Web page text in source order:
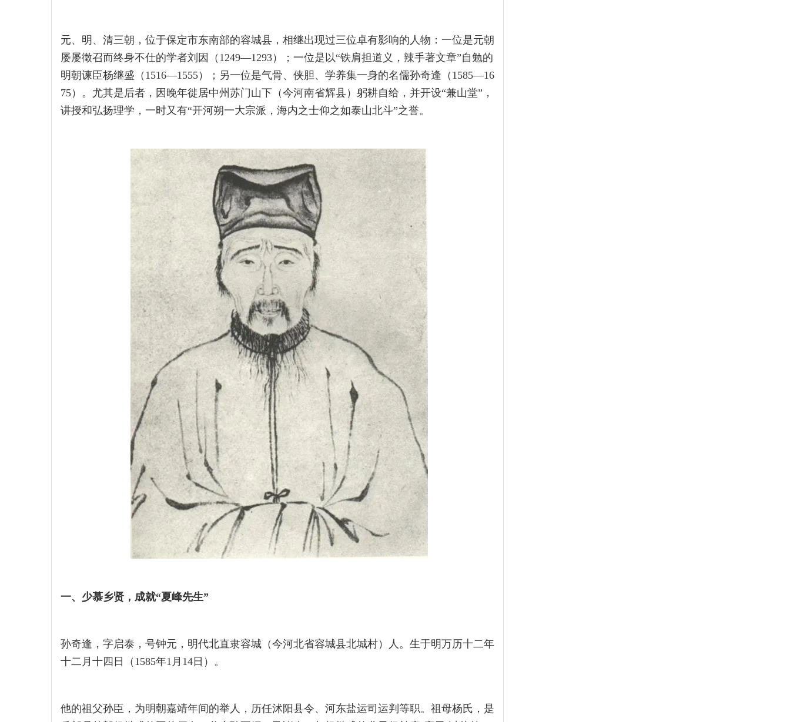
元、明、清三朝，位于保定市东南部的容城县，相继出现过三位卓有影响的人物：一位是元朝
屡屡徵召而终身不仕的学者刘因（1249—1293）；一位是以“铁肩担道义，辣手著文章”自勉的
明朝谏臣杨继盛（1516—1555）；另一位是气骨、侠胆、学养集一身的名儒孙奇逢（1585—16
75）。尤其是后者，因晚年徙居中州苏门山下（今河南省辉县）躬耕自给，并开设“兼山堂”，
讲授和弘扬理学，一时又有“开河朔一大宗派，海内之士仰之如泰山北斗”之誉。
一、少慕乡贤，成就“夏峰先生”
孙奇逢，字启泰，号钟元，明代北直隶容城（今河北省容城县北城村）人。生于明万历十二年
十二月十四日（1585年1月14日）。
他的祖父孙臣，为明朝嘉靖年间的举人，历任沭阳县令、河东盐运司运判等职。祖母杨氏，是